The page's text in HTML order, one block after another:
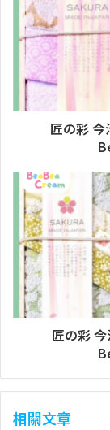
匠の彩 今
匠の彩
相關文章